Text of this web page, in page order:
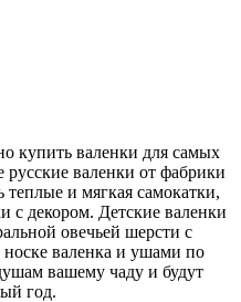
купить валенки для самых
валенки от фабрики
теплые и мягкая самокатки,
с декором. Детские валенки
овечьей шерсти с
валенка и ушами по
вашему чаду и будут
год.